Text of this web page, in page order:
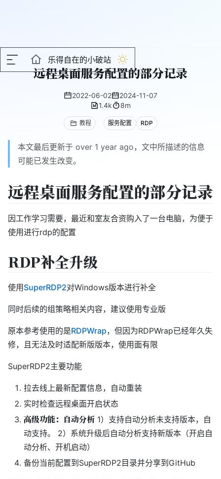
乐得自在的小破站
远程桌面服务配置的部分记录
2022-06-02
2024-11-07
1.4k
8m
教程 服务配置 RDP
本文最后更新于 over 1 year ago，文中所描述的信息
可能已发生改变。
远程桌面服务配置的部分记录
因工作学习需要，最近和室友合资购入了一台电脑，为便于
使用进行rdp的配置
RDP补全升级
使用 SuperRDP2对Windows版本进行补全
同时后续的组策略相关内容，建议使用专业版
原本参考使用的是RDPWrap，但因为RDPWrap已经年久失
修，且无法及时适配新版版本，使用面有限
SuperRDP2主要功能
拉去线上最新配置信息，自动重装
实时检查远程桌面开启状态
高级功能：自动分析 1）支持自动分析未支持版本，自
动支持。 2）系统升级后自动分析支持新版本（开启自
动分析、开机启动）
备份当前配置到SuperRDP2目录并分享到GitHub